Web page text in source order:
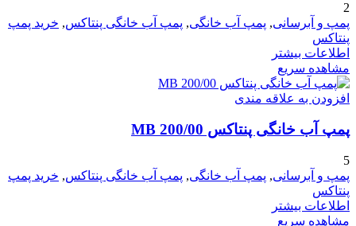
2
پمپ و آبرسانی, پمپ آب خانگی, پمپ آب خانگی پنتاکس, خرید پمپ
پنتاکس
اطلاعات بیشتر
مشاهده سریع
افزودن به علاقه مندی
پمپ آب خانگی پنتاکس MB 200/00
5
پمپ و آبرسانی, پمپ آب خانگی, پمپ آب خانگی پنتاکس, خرید پمپ
پنتاکس
اطلاعات بیشتر
مشاهده سریع